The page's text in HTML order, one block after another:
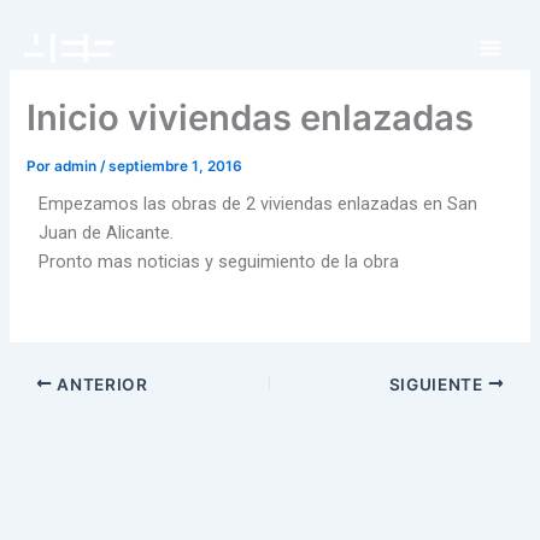
Inicio viviendas enlazadas
Poradmin/septiembre 1, 2016
Empezamos las obras de 2 viviendas enlazadas en San
Juan de Alicante.
Pronto mas noticias y seguimiento de la obra
ANTERIOR SIGUIENTE